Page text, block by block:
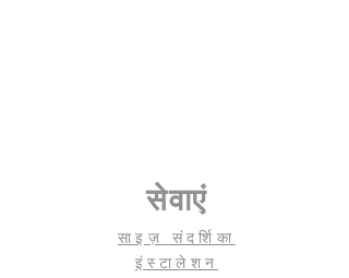
सेवाएं
साइज़ संदर्शिका
इंस्टालेशन